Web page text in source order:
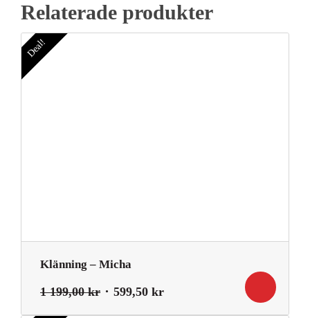
Relaterade produkter
Klänning – Micha
1 199,00kr Det599,50 krDet
Deal!